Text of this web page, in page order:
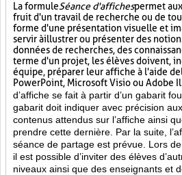
La formuleSéance d'affichespermet
fruit d'un travail de recherche ou de
forme d'une présentation visuelle et
servir à illustrer ou présenter des
données de recherches, des
terme d'un projet, les élèves doivent,
équipe, préparer leur affiche à l'aide
PowerPoint, Microsoft Visio ou Adobe
d’affiche se fait à partir d’un gabarit
gabarit doit indiquer avec précision
contenus attendus sur l’affiche ainsi
prendre cette dernière. Par la suite,
séance de partage est prévue. Lors
il est possible d’inviter des élèves
niveaux ainsi que des enseignants et